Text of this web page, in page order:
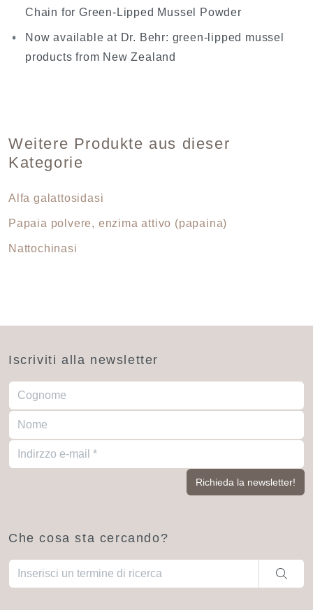
Chain for Green-Lipped Mussel Powder
Now available at Dr. Behr: green-lipped mussel
products from New Zealand
Weitere Produkte aus dieser
Kategorie
Alfa galattosidasi
Papaia polvere, enzima attivo (papaina)
Nattochinasi
Iscriviti alla newsletter
Che cosa sta cercando?
Una volta che i risultati del completamento automatico